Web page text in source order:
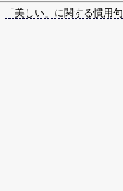
「美しい」に関する慣用句